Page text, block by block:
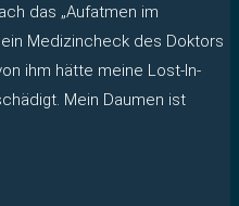
das „Aufatmen im
Medizincheck des Doktors
ihm hätte meine Lost-In-
Mein Daumen ist